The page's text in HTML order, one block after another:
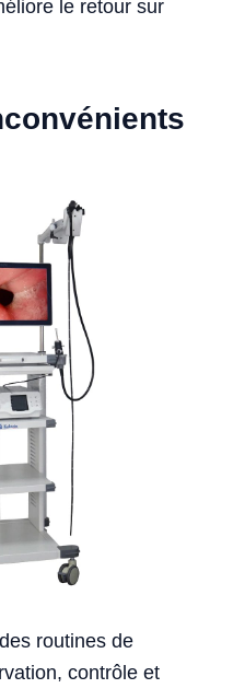
le retour sur
routines de
contrôle et